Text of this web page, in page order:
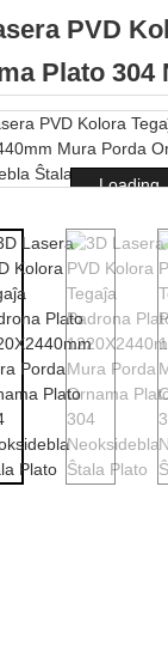
PVD
Plato 304